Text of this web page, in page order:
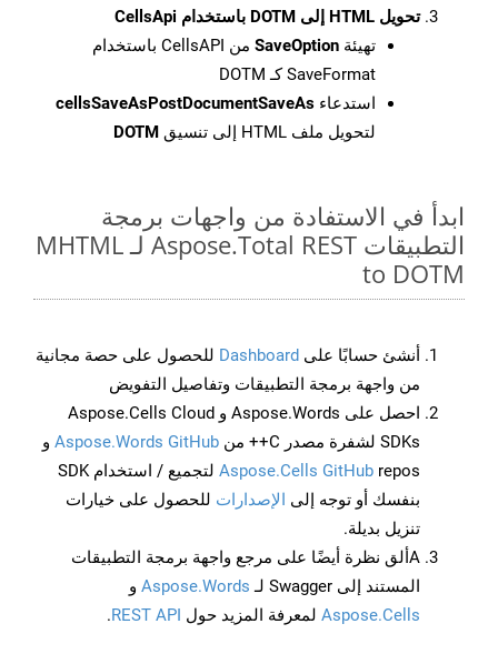
تحويل HTML إلى DOTM باستخدام CellsApi
تهيئة SaveOption
من CellsAPI باستخدام
SaveFormat كـ DOTM
استدعاء cellsSaveAsPostDocumentSaveAs
لتحويل ملف HTML إلى تنسيق
DOTM
ابدأ في الاستفادة من واجهات برمجة
التطبيقات Aspose.Total REST لـ MHTML
to DOTM
أنشئ حسابًا على Dashboard للحصول على حصة مجانية
من واجهة برمجة التطبيقات وتفاصيل التفويض
احصل على Aspose.Words و Aspose.Cells Cloud
SDKs لشفرة مصدر C++ من
Aspose.Words GitHub و
Aspose.Cells GitHub
repos لتجميع / استخدام SDK
بنفسك أو توجه إلى الإصدارات للحصول على خيارات
تنزيل بديلة.
Aألق نظرة أيضًا على مرجع واجهة برمجة التطبيقات
المستند إلى Swagger لـ
Aspose.Words و
Aspose.Cells لمعرفة المزيد حول REST API
.